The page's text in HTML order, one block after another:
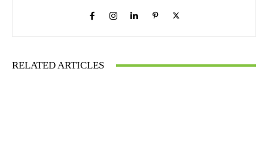
RELATED ARTICLES